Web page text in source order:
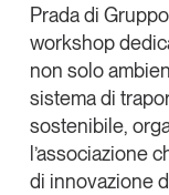
Iscriviti
Pradadi
workshop
non solo
sistema di
sostenibile,
l’associazione
di innovazione